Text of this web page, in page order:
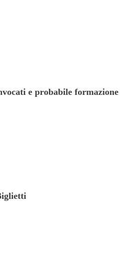
e probabile formazione